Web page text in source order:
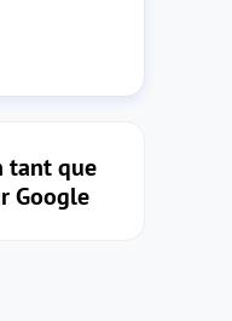
tant que
Google